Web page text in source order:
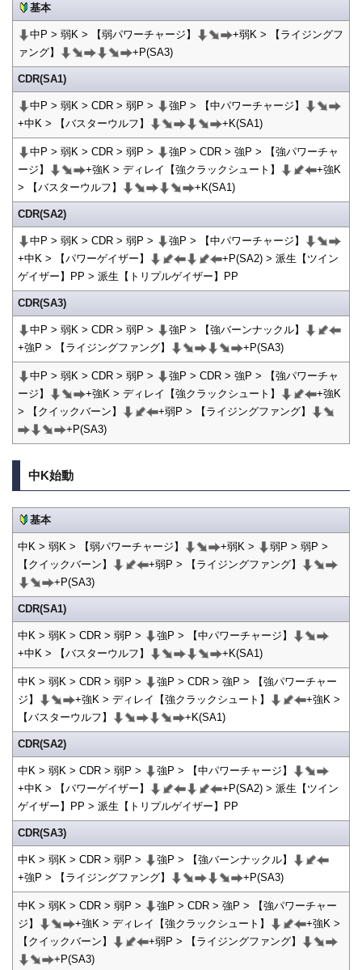
基本
中P > 弱K > 【弱パワーチャージ】
+弱K > 【ライジングフ
ァング】
+P(SA3)
CDR(SA1)
中P > 弱K > CDR > 弱P >
強P > 【中パワーチャージ】
+中K > 【バスターウルフ】
+K(SA1)
中P > 弱K > CDR > 弱P >
強P > CDR > 強P > 【強パワーチャ
ージ】
+強K > ディレイ【強クラックシュート】
+強K
> 【バスターウルフ】
+K(SA1)
CDR(SA2)
中P > 弱K > CDR > 弱P >
強P > 【中パワーチャージ】
+中K > 【パワーゲイザー】
+P(SA2) > 派生【ツイン
ゲイザー】PP > 派生【トリプルゲイザー】PP
CDR(SA3)
中P > 弱K > CDR > 弱P >
強P > 【強バーンナックル】
+強P > 【ライジングファング】
+P(SA3)
中P > 弱K > CDR > 弱P >
強P > CDR > 強P > 【強パワーチャ
ージ】
+強K > ディレイ【強クラックシュート】
+強K
> 【クイックバーン】
+弱P > 【ライジングファング】
+P(SA3)
中K始動
基本
中K > 弱K > 【弱パワーチャージ】 +弱K >
弱P > 弱P >
【クイックバーン】
+弱P > 【ライジングファング】
+P(SA3)
CDR(SA1)
中K > 弱K > CDR > 弱P >
強P > 【中パワーチャージ】
+中K > 【バスターウルフ】
+K(SA1)
中K > 弱K > CDR > 弱P >
強P > CDR > 強P > 【強パワーチャー
ジ】
+強K > ディレイ【強クラックシュート】
+強K >
【バスターウルフ】
+K(SA1)
CDR(SA2)
中K > 弱K > CDR > 弱P >
強P > 【中パワーチャージ】
+中K > 【パワーゲイザー】
+P(SA2) > 派生【ツイン
ゲイザー】PP > 派生【トリプルゲイザー】PP
CDR(SA3)
中K > 弱K > CDR > 弱P >
強P > 【強バーンナックル】
+強P > 【ライジングファング】
+P(SA3)
中K > 弱K > CDR > 弱P >
強P > CDR > 強P > 【強パワーチャー
ジ】
+強K > ディレイ【強クラックシュート】
+強K >
【クイックバーン】
+弱P > 【ライジングファング】
+P(SA3)